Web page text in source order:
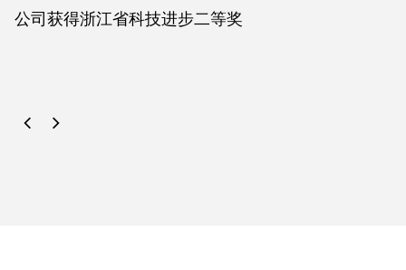
公司获得浙江省科技进步二等奖
2021年